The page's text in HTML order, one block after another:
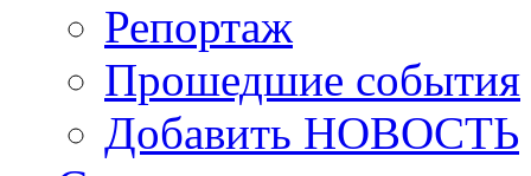
Репортаж
Прошедшие события
Добавить НОВОСТЬ